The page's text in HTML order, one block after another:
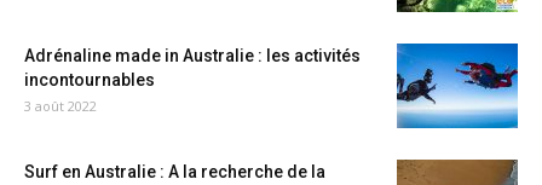
Adrénaline made in Australie : les activités
incontournables
3 août 2022
Surf en Australie : A la recherche de la